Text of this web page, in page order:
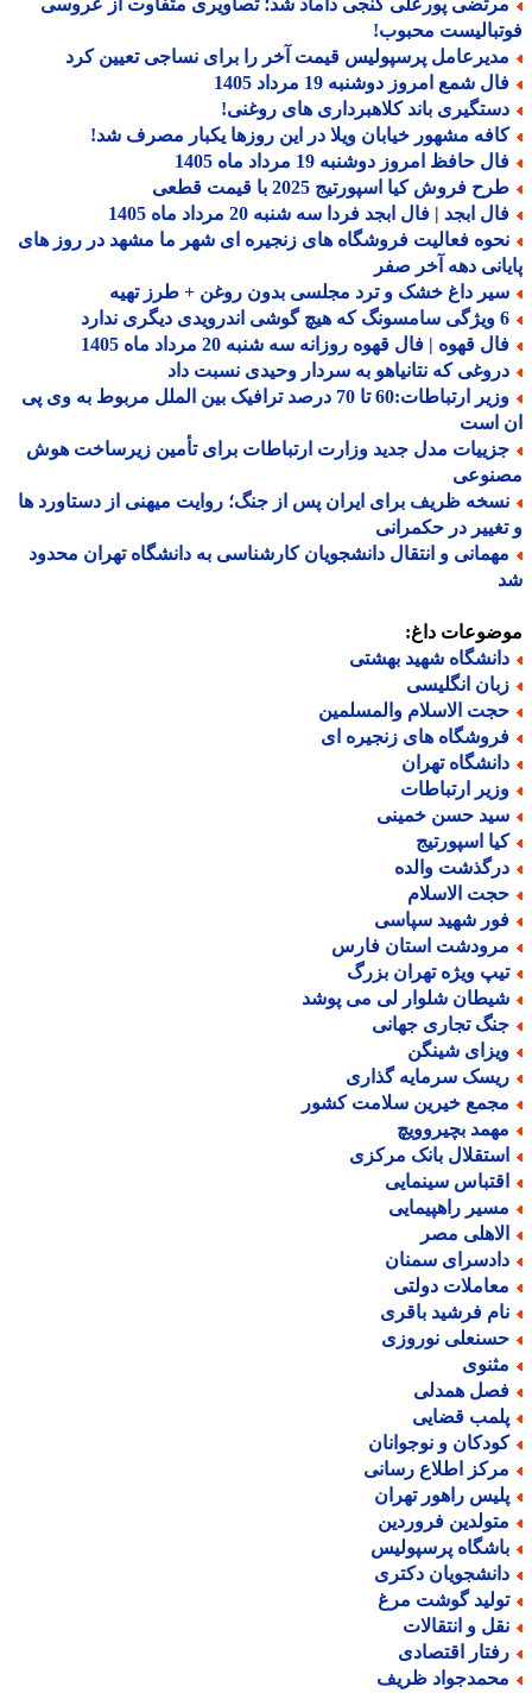
پورعلی گنجی داماد شد؛ تصاویری متفاوت از عروسی
محبوب!
پرسپولیس قیمت آخر را برای نساجی تعیین کرد
شمع امروز دوشنبه 19 مرداد 1405
باند کلاهبرداری های روغنی!
مشهور خیابان ویلا در این روزها یکبار مصرف شد!
حافظ امروز دوشنبه 19 مرداد ماه 1405
فروش کیا اسپورتیج 2025 با قیمت قطعی
ابجد | فال ابجد فردا سه شنبه 20 مرداد ماه 1405
فعالیت فروشگاه های زنجیره ای شهر ما مشهد در روز های
دهه آخر صفر
داغ خشک و ترد مجلسی بدون روغن + طرز تهیه
قهوه | فال قهوه روزانه سه شنبه 20 مرداد ماه 1405
که نتانیاهو به سردار وحیدی نسبت داد
وزیر ارتباطات:60 تا 70 درصد ترافیک بین الملل مربوط به وی پی
است
مدل جدید وزارت ارتباطات برای تأمین زیرساخت هوش
ظریف برای ایران پس از جنگ؛ روایت میهنی از دستاورد ها
در حکمرانی
و انتقال دانشجویان کارشناسی به دانشگاه تهران محدود
داغ:
شهید بهشتی
انگلیسی
الاسلام والمسلمین
های زنجیره ای
تهران
ارتباطات
حسن خمینی
اسپورتیج
والده
الاسلام
شهید سپاسی
استان فارس
ویژه تهران بزرگ
شلوار لی می پوشد
تجاری جهانی
شینگن
سرمایه گذاری
خیرین سلامت کشور
بچیروویچ
بانک مرکزی
سینمایی
راهپیمایی
مصر
سمنان
دولتی
فرشید باقری
نوروزی
همدلی
قضایی
و نوجوانان
اطلاع رسانی
راهور تهران
فروردین
پرسپولیس
دکتری
گوشت مرغ
و انتقالات
اقتصادی
ظریف